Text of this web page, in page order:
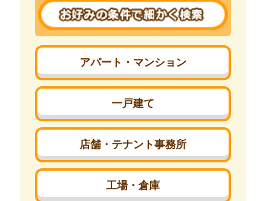
アパート・マンション
一戸建て
店舗・テナント事務所
工場・倉庫